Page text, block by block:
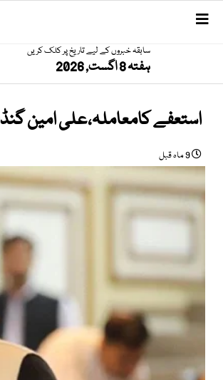
سابقہ خبروں کے لیے تاریخ پر کلک کریں
ہفتہ 8 اگست, 2026
استعفے کامعاملہ،علی امین
9 ماہ قبل